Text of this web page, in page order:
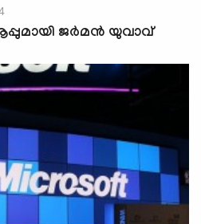
ജര്‍മന്‍ യുവാവ്